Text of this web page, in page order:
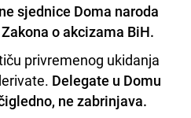
sjednice Doma naroda
o akcizama BiH.
privremenog ukidanja
Delegate u Domu
ne zabrinjava.